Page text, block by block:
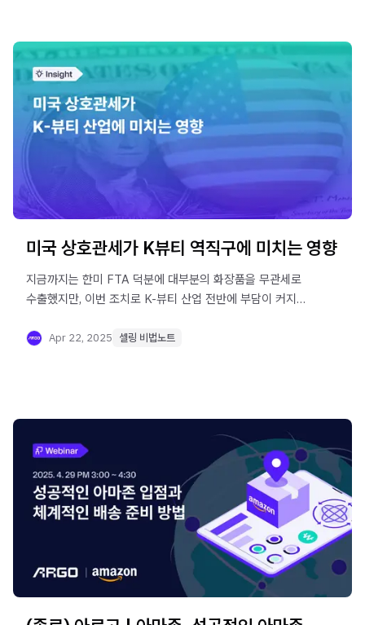
미국 상호관세가 K뷰티 역직구에 미치는 영향
지금까지는 한미 FTA 덕분에 대부분의 화장품을 무관세로
수출했지만, 이번 조치로 K-뷰티 산업 전반에 부담이 커지고
시장으로, 이번 변화는 단순한 비용 상승 이상의 영향을 미칠
Apr 22, 2025 셀링 비법노트